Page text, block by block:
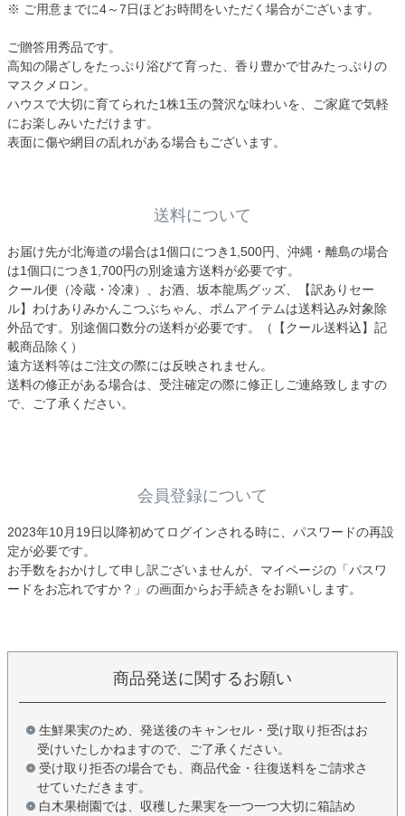
※ ご用意までに4～7日ほどお時間をいただく場合がございます。
ご贈答用秀品です。
高知の陽ざしをたっぷり浴びて育った、香り豊かで甘みたっぷりの
マスクメロン。
ハウスで大切に育てられた1株1玉の贅沢な味わいを、ご家庭で気軽
にお楽しみいただけます。
表面に傷や網目の乱れがある場合もございます。
送料について
お届け先が北海道の場合は1個口につき1,500円、沖縄・離島の場合
は1個口につき1,700円の別途遠方送料が必要です。
クール便（冷蔵・冷凍）、お酒、坂本龍馬グッズ、【訳ありセー
ル】わけありみかんこつぶちゃん、ポムアイテムは送料込み対象除
外品です。別途個口数分の送料が必要です。（【クール送料込】記
載商品除く）
遠方送料等はご注文の際には反映されません。
送料の修正がある場合は、受注確定の際に修正しご連絡致しますの
で、ご了承ください。
会員登録について
2023年10月19日以降初めてログインされる時に、パスワードの再設
定が必要です。
お手数をおかけして申し訳ございませんが、マイページの「パスワ
ードをお忘れですか？」の画面からお手続きをお願いします。
商品発送に関するお願い
生鮮果実のため、発送後のキャンセル・受け取り拒否はお
受けいたしかねますので、ご了承ください。
受け取り拒否の場合でも、商品代金・往復送料をご請求さ
せていただきます。
白木果樹園では、収穫した果実を一つ一つ大切に箱詰め